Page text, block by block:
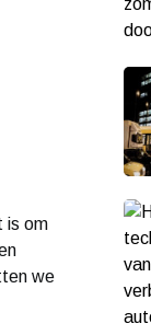
is om
we